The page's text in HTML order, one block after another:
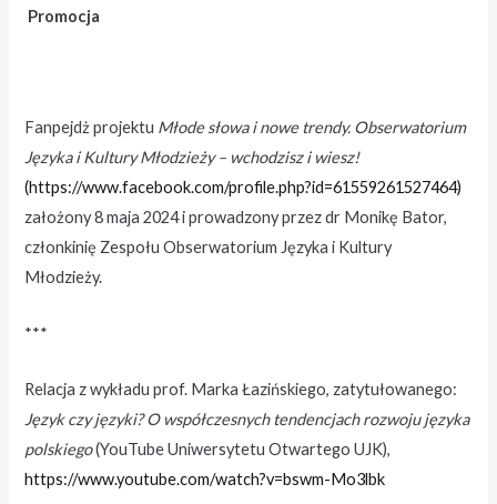
Promocja
Fanpejdż projektu Młode słowa i nowe trendy. Obserwatorium
Języka i Kultury Młodzieży – wchodzisz i wiesz!
(https://www.facebook.com/profile.php?id=61559261527464)
założony 8 maja 2024 i prowadzony przez dr Monikę Bator,
członkinię Zespołu Obserwatorium Języka i Kultury
Młodzieży.
***
Relacja z wykładu prof. Marka Łazińskiego, zatytułowanego:
Język czy języki? O współczesnych tendencjach rozwoju języka
polskiego(YouTube Uniwersytetu Otwartego UJK),
https://www.youtube.com/watch?v=bswm-Mo3lbk